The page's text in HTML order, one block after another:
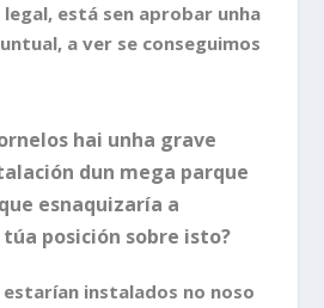
legal, está sen aprobar unha
a ver se conseguimos
hai unha grave
dun mega parque
esnaquizaría a
túa posición sobre isto?
estarían instalados no noso